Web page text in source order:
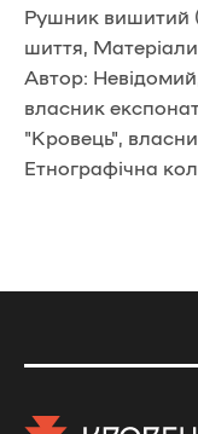
Рушник вишитий
шиття,
Автор:
власник
"Кровець",
Етнографічна